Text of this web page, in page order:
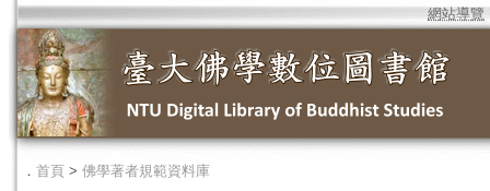
網站導覽
． 首頁 > 佛學著者規範資料庫